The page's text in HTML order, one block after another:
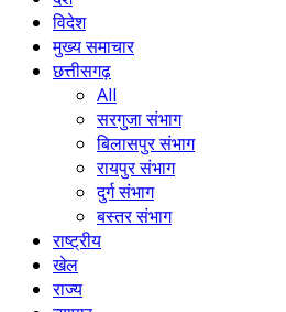
विदेश
मुख्य समाचार
छत्तीसगढ़
All
सरगुजा संभाग
बिलासपुर संभाग
रायपुर संभाग
दुर्ग संभाग
बस्तर संभाग
राष्ट्रीय
खेल
राज्य